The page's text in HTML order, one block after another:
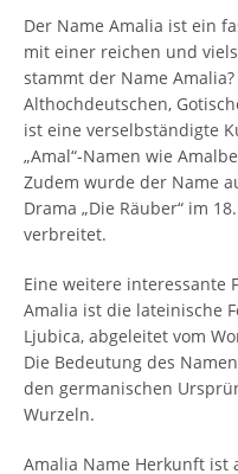
Der Name Amalia ist ein
mit einer reichen und
stammt der Name
Althochdeutschen,
ist eine verselbständigte
„Amal“-Namen wie
Zudem wurde der Name
Drama „Die Räuber“ im
verbreitet.
Eine weitere interessante
Amalia ist die lateinische
Ljubica, abgeleitet vom
Die Bedeutung des
den germanischen
Wurzeln.
Amalia Name Herkunft ist